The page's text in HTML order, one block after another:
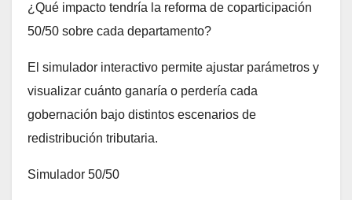
¿Qué impacto tendría la reforma de coparticipación
50/50 sobre cada departamento?
El simulador interactivo permite ajustar parámetros y
visualizar cuánto ganaría o perdería cada
gobernación bajo distintos escenarios de
redistribución tributaria.
Simulador 50/50